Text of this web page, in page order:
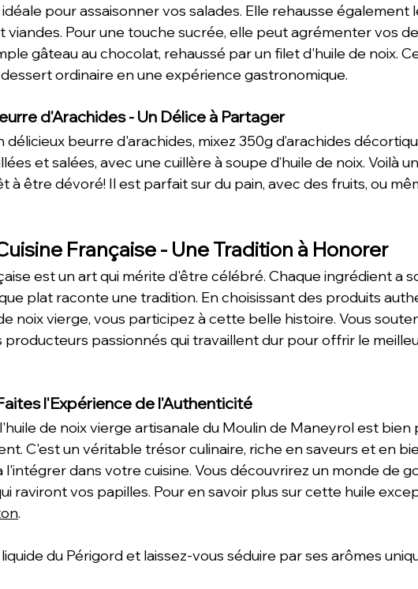
pour assaisonner vos salades. Elle rehausse également
viandes. Pour une touche sucrée, elle peut agrémenter vos
gâteau au chocolat, rehaussé par un filet d'huile de noix.
ordinaire en une expérience gastronomique.
d'Arachides - Un Délice à Partager
délicieux beurre d'arachides, mixez 350g d’arachides
et salées, avec une cuillère à soupe d’huile de noix. Voilà
à être dévoré! Il est parfait sur du pain, avec des fruits, ou
Française - Une Tradition à Honorer
est un art qui mérite d'être célébré. Chaque ingrédient a
plat raconte une tradition. En choisissant des produits
noix vierge, vous participez à cette belle histoire. Vous
passionnés qui travaillent dur pour offrir le
l'Expérience de l'Authenticité
de noix vierge artisanale du Moulin de Maneyrol est bien
C'est un véritable trésor culinaire, riche en saveurs et en
l'intégrer dans votre cuisine. Vous découvrirez un monde de
raviront vos papilles. Pour en savoir plus sur cette huile
.
du Périgord et laissez-vous séduire par ses arômes